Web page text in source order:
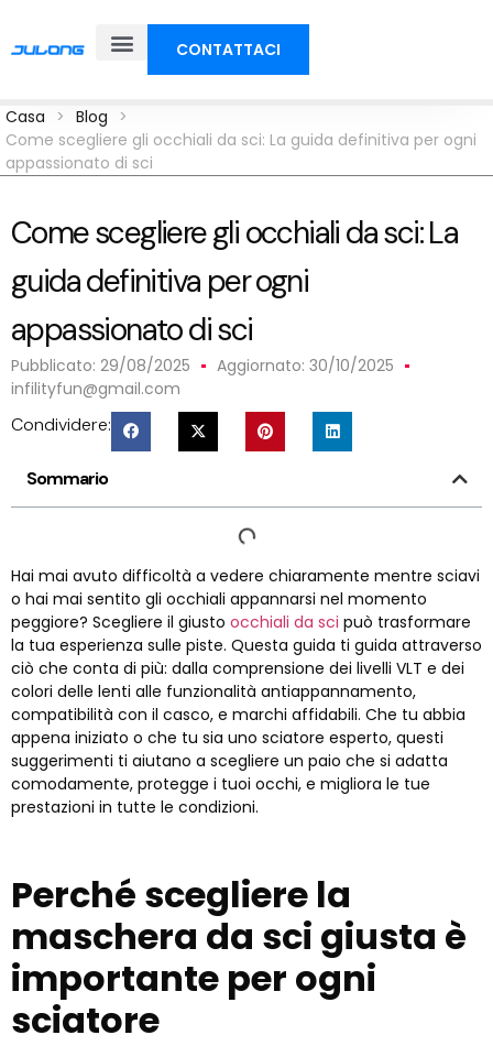
CONTATTACI
Casa > Blog
>
Come scegliere gli occhiali da sci: La guida definitiva per ogni
appassionato di sci
Come scegliere gli occhiali da sci: La
guida definitiva per ogni
appassionato di sci
Pubblicato: 29/08/2025
Aggiornato: 30/10/2025
infilityfun@gmail.com
Condividere:
Sommario
Hai mai avuto difficoltà a vedere chiaramente mentre sciavi
o hai mai sentito gli occhiali appannarsi nel momento
peggiore? Scegliere il giusto occhiali da sci può trasformare
la tua esperienza sulle piste. Questa guida ti guida attraverso
ciò che conta di più: dalla comprensione dei livelli VLT e dei
colori delle lenti alle funzionalità antiappannamento,
compatibilità con il casco, e marchi affidabili. Che tu abbia
appena iniziato o che tu sia uno sciatore esperto, questi
suggerimenti ti aiutano a scegliere un paio che si adatta
comodamente, protegge i tuoi occhi, e migliora le tue
prestazioni in tutte le condizioni.
Perché scegliere la
maschera da sci giusta è
importante per ogni
sciatore